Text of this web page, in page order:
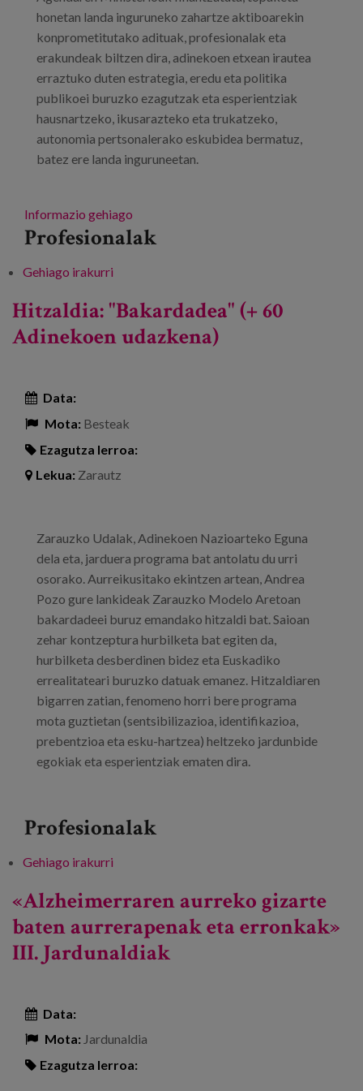
honetan landa inguruneko zahartze aktiboarekin
konprometitutako adituak, profesionalak eta
erakundeak biltzen dira, adinekoen etxean irautea
erraztuko duten estrategia, eredu eta politika
publikoei buruzko ezagutzak eta esperientziak
hausnartzeko, ikusarazteko eta trukatzeko,
autonomia pertsonalerako eskubidea bermatuz,
batez ere landa inguruneetan.
Informazio gehiago
Profesionalak
Gehiago irakurri
Hitzaldia: "Bakardadea" (+ 60
Adinekoen udazkena)
Data:
Mota: Besteak
Ezagutza lerroa:
Lekua: Zarautz
Zarauzko Udalak, Adinekoen Nazioarteko Eguna
dela eta, jarduera programa bat antolatu du urri
osorako. Aurreikusitako ekintzen artean, Andrea
Pozo gure lankideak Zarauzko Modelo Aretoan
bakardadeei buruz emandako hitzaldi bat. Saioan
zehar kontzeptura hurbilketa bat egiten da,
hurbilketa desberdinen bidez eta Euskadiko
errealitateari buruzko datuak emanez. Hitzaldiaren
bigarren zatian, fenomeno horri bere programa
mota guztietan (sentsibilizazioa, identifikazioa,
prebentzioa eta esku-hartzea) heltzeko jardunbide
egokiak eta esperientziak ematen dira.
Profesionalak
Gehiago irakurri
«Alzheimerraren aurreko gizarte
baten aurrerapenak eta erronkak»
III. Jardunaldiak
Data:
Mota: Jardunaldia
Ezagutza lerroa: